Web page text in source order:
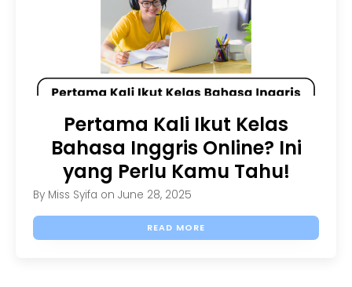
Pertama Kali Ikut Kelas
Bahasa Inggris Online? Ini
yang Perlu Kamu Tahu!
By Miss Syifa onJune 28, 2025
READ MORE